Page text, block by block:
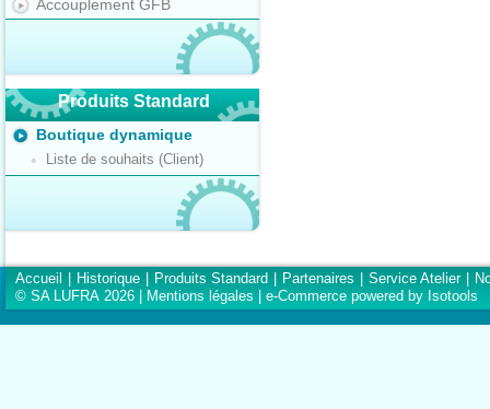
Accouplement GFB
Produits Standard
Boutique dynamique
Liste de souhaits (Client)
Accueil Historique Produits Standard Partenaires Service Atelier
© SA LUFRA 2026 |
Mentions légales e-Commerce powered by Isotools